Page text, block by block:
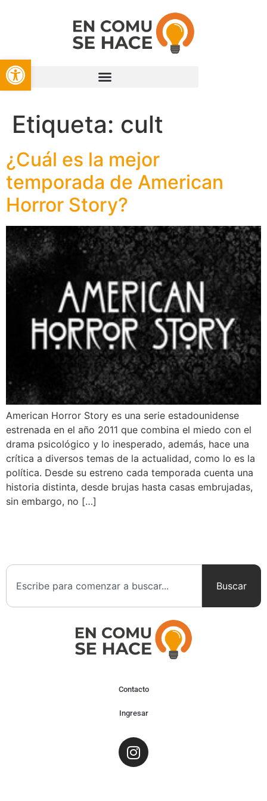
Open toolbar
Etiqueta: cult
¿Cuál es la mejor
temporada de American
Horror Story?
American Horror Story es una serie estadounidense
estrenada en el año 2011 que combina el miedo con el
drama psicológico y lo inesperado, además, hace una
crítica a diversos temas de la actualidad, como lo es la
política. Desde su estreno cada temporada cuenta una
historia distinta, desde brujas hasta casas embrujadas,
sin embargo, no […]
Buscar
Contacto
Ingresar